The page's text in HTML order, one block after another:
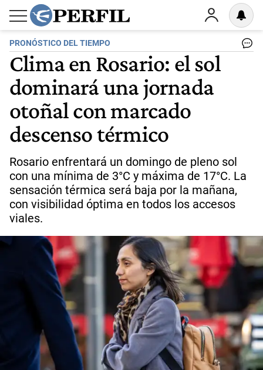
PRONÓSTICO DEL TIEMPO
Clima en Rosario: el sol
dominará una jornada
otoñal con marcado
descenso térmico
Rosario enfrentará un domingo de pleno sol
con una mínima de 3°C y máxima de 17°C. La
sensación térmica será baja por la mañana,
con visibilidad óptima en todos los accesos
viales.